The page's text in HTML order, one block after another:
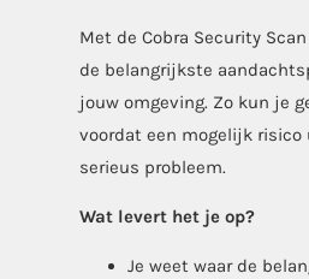
Met de Cobra Security
de belangrijkste
jouw omgeving. Zo kun je
voordat een mogelijk
serieus probleem.
Wat levert het je op?
Je weet waar de